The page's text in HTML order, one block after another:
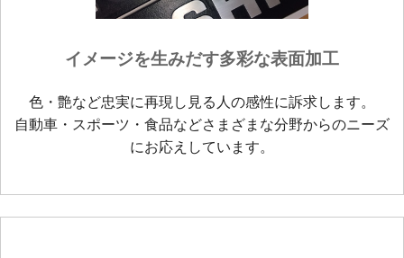
イメージを生みだす多彩な表面加工
色・艶など忠実に再現し見る人の感性に訴求します。
自動車・スポーツ・食品などさまざまな分野からのニーズ
にお応えしています。